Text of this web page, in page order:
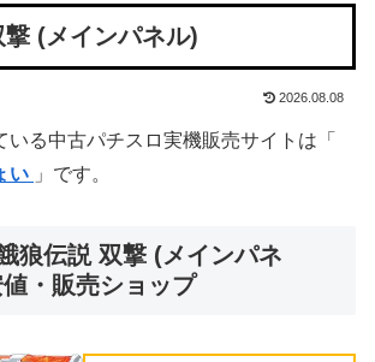
(メインパネル)
2026.08.08
いる中古パチスロ実機販売サイトは「
い 」です。
狼伝説 双撃 (メインパネ
・販売ショップ